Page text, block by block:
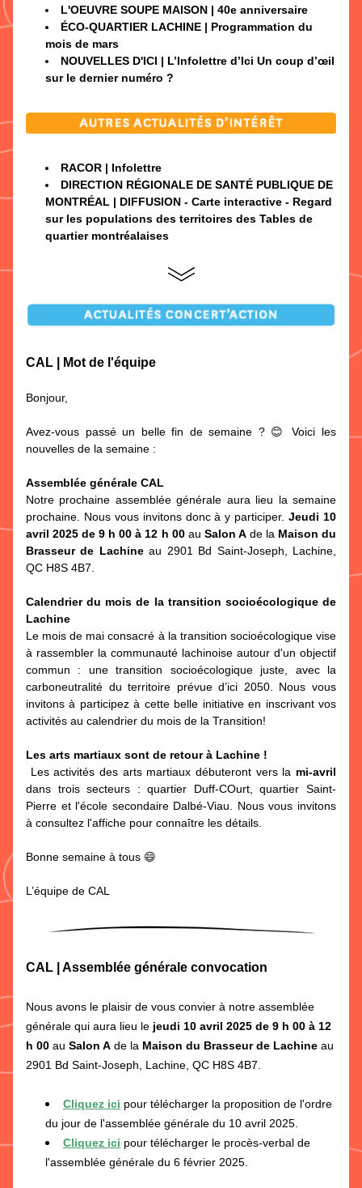
L'OEUVRE SOUPE MAISON | 40e anniversaire
ÉCO-QUARTIER LACHINE | Programmation du
mois de mars
NOUVELLES D'ICI | L’Infolettre d’Ici Un coup d’œil
sur le dernier numéro ?
RACOR | Infolettre
DIRECTION RÉGIONALE DE SANTÉ PUBLIQUE DE
MONTRÉAL | DIFFUSION - Carte interactive - Regard
sur les populations des territoires des Tables de
quartier montréalaises
CAL | Mot de l'équipe
Bonjour,
Avez-vous passé un belle fin de semaine ? 😊 Voici les
nouvelles de la semaine :
Assemblée générale CAL
Notre prochaine assemblée générale aura lieu la semaine
prochaine. Nous vous invitons donc à y participer. Jeudi 10
avril 2025 de 9 h 00 à 12 h 00 au Salon A de la Maison du
Brasseur de Lachine au 2901 Bd Saint-Joseph, Lachine,
QC H8S 4B7.
Calendrier du mois de la transition socioécologique de
Lachine
Le mois de mai consacré à la transition socioécologique vise
à rassembler la communauté lachinoise autour d'un objectif
commun : une transition socioécologique juste, avec la
carboneutralité du territoire prévue d’ici 2050. Nous vous
invitons à participez à cette belle initiative en inscrivant vos
activités au calendrier du mois de la Transition!
Les arts martiaux sont de retour à Lachine !
Les activités des arts martiaux débuteront vers la mi-avril
dans trois secteurs : quartier Duff-COurt, quartier Saint-
Pierre et l'école secondaire Dalbé-Viau. Nous vous invitons
à consultez l'affiche pour connaître les détails.
Bonne semaine à tous 😄
L’équipe de CAL
CAL | Assemblée générale convocation
Nous avons le plaisir de vous convier à notre assemblée
générale qui aura lieu le jeudi 10 avril 2025 de 9 h 00 à 12
h 00 au Salon A de la Maison du Brasseur de Lachine au
2901 Bd Saint-Joseph, Lachine, QC H8S 4B7.
Cliquez ici pour télécharger la proposition de l'ordre
du jour de l'assemblée générale du 10 avril 2025.
Cliquez ici pour télécharger le procès-verbal de
l'assemblée générale du 6 février 2025.